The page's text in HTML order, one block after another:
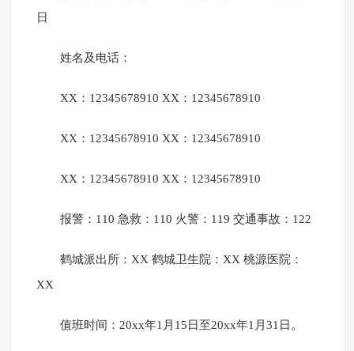
日
姓名及电话：
XX：12345678910 XX：12345678910
XX：12345678910 XX：12345678910
XX：12345678910 XX：12345678910
报警：110 急救：110 火警：119 交通事故：122
鹤城派出所：XX 鹤城卫生院：XX 桃源医院：
XX
值班时间：20xx年1月15日至20xx年1月31日。